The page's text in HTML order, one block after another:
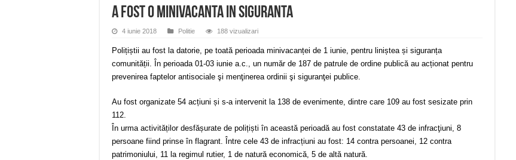
A FOST O MINIVACANTA IN SIGURANTA
4 iunie 2018 Politie 188 vizualizari
Polițiștii au fost la datorie, pe toată perioada minivacanței de 1 iunie, pentru liniștea și siguranța
comunității. În perioada 01-03 iunie a.c., un număr de 187 de patrule de ordine publică au acționat pentru
prevenirea faptelor antisociale şi menţinerea ordinii şi siguranţei publice.
Au fost organizate 54 acțiuni și s-a intervenit la 138 de evenimente, dintre care 109 au fost sesizate prin
112.
În urma activităților desfășurate de polițiști în această perioadă au fost constatate 43 de infracţiuni, 8
persoane fiind prinse în flagrant. Între cele 43 de infracțiuni au fost: 14 contra persoanei, 12 contra
patrimoniului, 11 la regimul rutier, 1 de natură economică, 5 de altă natură.